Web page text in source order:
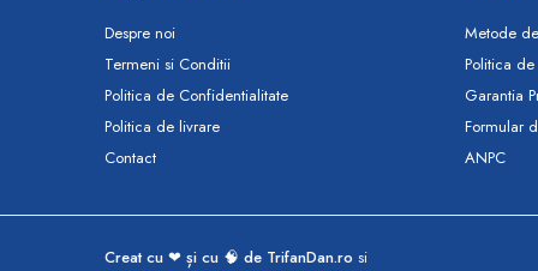
Prim ajutor, urgenta & reanimare
Targi urgente
Truse urgente
Genti urgente
Gulere cervicale
Despre noi
Termeni si Conditii
Politica de Confidentialitate
Politica de livrare
Contact
Metode
Politica de
Garantia
Formular
ANPC
Creat cu ❤ și cu 🧠 de TrifanDan.ro si